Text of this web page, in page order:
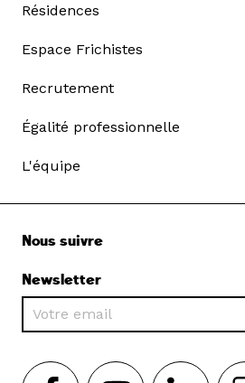
Résidences
Espace Frichistes
Recrutement
Égalité professionnelle
L'équipe
Nous suivre
Newsletter